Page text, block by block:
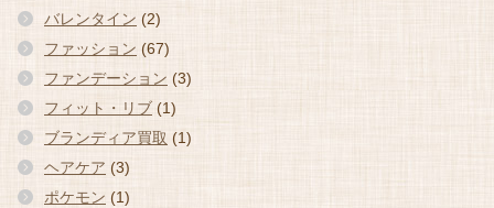
バレンタイン (2)
ファッション (67)
ファンデーション (3)
フィット・リブ (1)
ブランディア買取 (1)
ヘアケア (3)
ポケモン (1)